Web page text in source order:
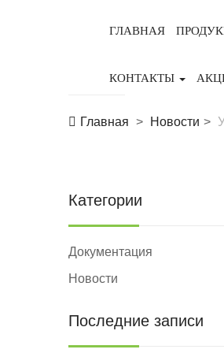
ГЛАВНАЯ
КОНТАКТЫ
Главная Новости
Категории
Документация
Новости
Последние записи